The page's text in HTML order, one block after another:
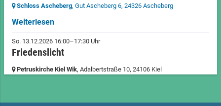
Schloss Ascheberg, Gut Ascheberg 6, 24326 Ascheberg
Weiterlesen
So. 13.12.2026 16:00–17:30 Uhr
Friedenslicht
Petruskirche Kiel Wik, Adalbertstraße 10, 24106 Kiel